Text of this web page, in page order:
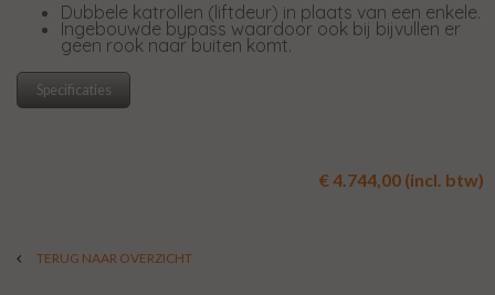
Dubbele katrollen (liftdeur) in plaats van een enkele.
Ingebouwde bypass waardoor ook bij bijvullen er
geen rook naar buiten komt.
Specificaties
€ 4.744,00 (incl. btw)
TERUG NAAR OVERZICHT